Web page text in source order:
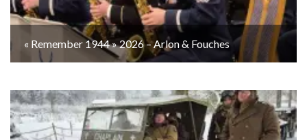
« Remember 1944 » 2026 – Arlon & Fouches